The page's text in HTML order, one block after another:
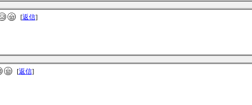
[返信]
[返信]